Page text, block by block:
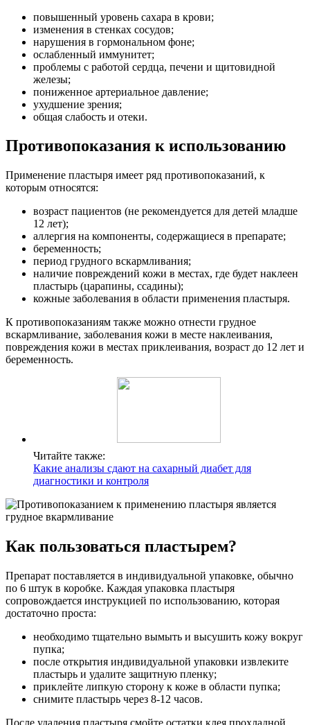
повышенный уровень сахара в крови;
изменения в стенках сосудов;
нарушения в гормональном фоне;
ослабленный иммунитет;
проблемы с работой сердца, печени и щитовидной
железы;
пониженное артериальное давление;
ухудшение зрения;
общая слабость и отеки.
Противопоказания к использованию
Применение пластыря имеет ряд противопоказаний, к
которым относятся:
возраст пациентов (не рекомендуется для детей младше
12 лет);
аллергия на компоненты, содержащиеся в препарате;
беременность;
период грудного вскармливания;
наличие повреждений кожи в местах, где будет наклеен
пластырь (царапины, ссадины);
кожные заболевания в области применения пластыря.
К противопоказаниям также можно отнести грудное
вскармливание, заболевания кожи в месте наклеивания,
повреждения кожи в местах приклеивания, возраст до 12 лет и
беременность.
Читайте также:
Какие анализы сдают на сахарный диабет для
диагностики и контроля
Как пользоваться пластырем?
Препарат поставляется в индивидуальной упаковке, обычно
по 6 штук в коробке. Каждая упаковка пластыря
сопровождается инструкцией по использованию, которая
достаточно проста:
необходимо тщательно вымыть и высушить кожу вокруг
пупка;
после открытия индивидуальной упаковки извлеките
пластырь и удалите защитную пленку;
приклейте липкую сторону к коже в области пупка;
снимите пластырь через 8-12 часов.